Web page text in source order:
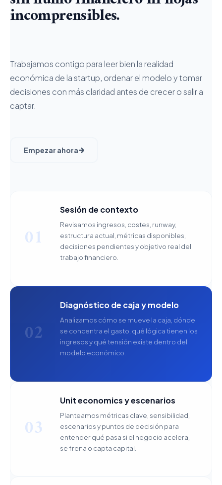
incomprensibles.
Trabajamos contigo para leer bien la realidad
económica de la startup, ordenar el modelo y tomar
decisiones con más claridad antes de crecer o salir a
captar.
Empezar ahora
01
Sesión de contexto
Revisamos ingresos, costes, runway,
estructura actual, métricas disponibles,
decisiones pendientes y objetivo real del
trabajo financiero.
02
Diagnóstico de caja y modelo
Analizamos cómo se mueve la caja, dónde
se concentra el gasto, qué lógica tienen los
ingresos y qué tensión existe dentro del
modelo económico.
03
Unit economics y escenarios
Planteamos métricas clave, sensibilidad,
escenarios y puntos de decisión para
entender qué pasa si el negocio acelera,
se frena o capta capital.